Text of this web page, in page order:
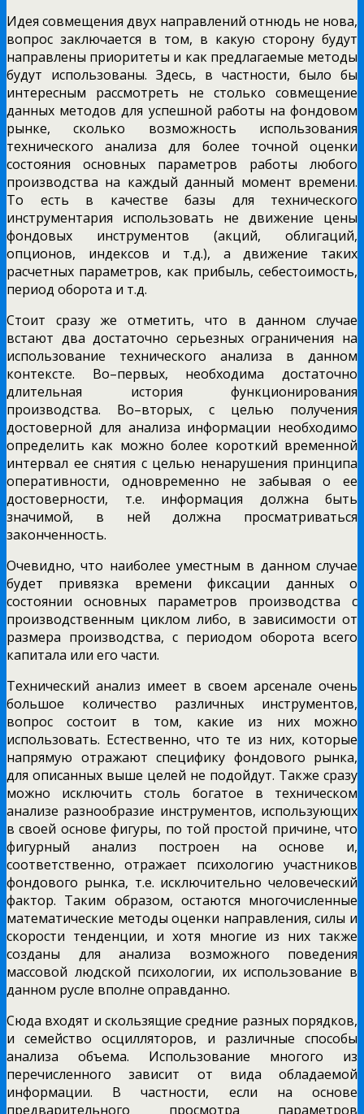
Идея совмещения двух направлений отнюдь не нова,
вопрос заключается в том, в какую сторону будут
направлены приоритеты и как предлагаемые методы
будут использованы. Здесь, в частности, было бы
интересным рассмотреть не столько совмещение
данных методов для успешной работы на фондовом
рынке, сколько возможность использования
технического анализа для более точной оценки
состояния основных параметров работы любого
производства на каждый данный момент времени.
То есть в качестве базы для технического
инструментария использовать не движение цены
фондовых инструментов (акций, облигаций,
опционов, индексов и т.д.), а движение таких
расчетных параметров, как прибыль, себестоимость,
период оборота и т.д.
Стоит сразу же отметить, что в данном случае
встают два достаточно серьезных ограничения на
использование технического анализа в данном
контексте. Во–первых, необходима достаточно
длительная история функционирования
производства. Во–вторых, с целью получения
достоверной для анализа информации необходимо
определить как можно более короткий временной
интервал ее снятия с целью ненарушения принципа
оперативности, одновременно не забывая о ее
достоверности, т.е. информация должна быть
значимой, в ней должна просматриваться
законченность.
Очевидно, что наиболее уместным в данном случае
будет привязка времени фиксации данных о
состоянии основных параметров производства с
производственным циклом либо, в зависимости от
размера производства, с периодом оборота всего
капитала или его части.
Технический анализ имеет в своем арсенале очень
большое количество различных инструментов,
вопрос состоит в том, какие из них можно
использовать. Естественно, что те из них, которые
напрямую отражают специфику фондового рынка,
для описанных выше целей не подойдут. Также сразу
можно исключить столь богатое в техническом
анализе разнообразие инструментов, использующих
в своей основе фигуры, по той простой причине, что
фигурный анализ построен на основе и,
соответственно, отражает психологию участников
фондового рынка, т.е. исключительно человеческий
фактор. Таким образом, остаются многочисленные
математические методы оценки направления, силы и
скорости тенденции, и хотя многие из них также
созданы для анализа возможного поведения
массовой людской психологии, их использование в
данном русле вполне оправданно.
Сюда входят и скользящие средние разных порядков,
и семейство осцилляторов, и различные способы
анализа объема. Использование многого из
перечисленного зависит от вида обладаемой
информации. В частности, если на основе
предварительного просмотра параметров